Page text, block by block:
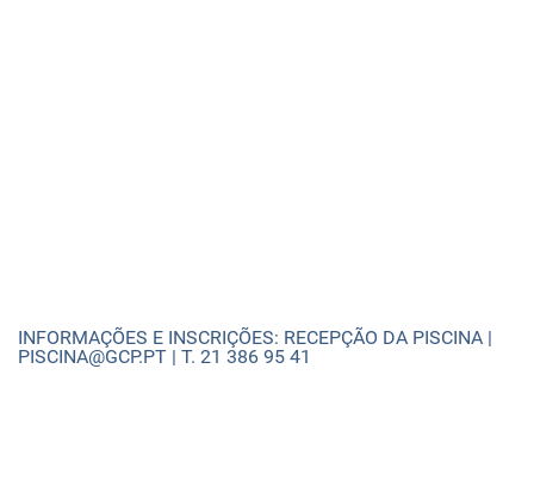
INFORMAÇÕES E INSCRIÇÕES: RECEPÇÃO DA PISCINA |
PISCINA@GCP.PT | T. 21 386 95 41